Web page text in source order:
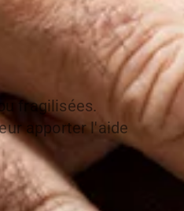
fragilisées.
apporter l'aide